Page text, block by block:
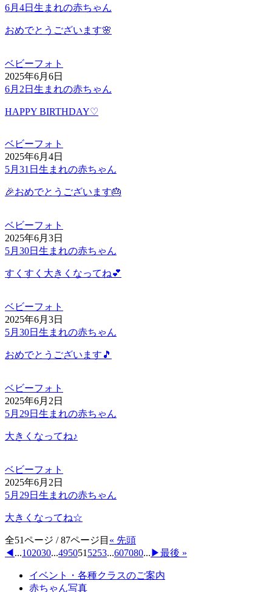
6月4日生まれの赤ちゃん
おめでとうございます🌸
ベビーフォト
2025年6月6日
6月2日生まれの赤ちゃん
HAPPY BIRTHDAY♡
ベビーフォト
2025年6月4日
5月31日生まれの赤ちゃん
🎉おめでとうございます🎂
ベビーフォト
2025年6月3日
5月30日生まれの赤ちゃん
すくすく大きくなってね💕
ベビーフォト
2025年6月3日
5月30日生まれの赤ちゃん
おめでとうございます🎵
ベビーフォト
2025年6月2日
5月29日生まれの赤ちゃん
大きくなってね♪
ベビーフォト
2025年6月2日
5月29日生まれの赤ちゃん
大きくなってね☆
全51ページ / 87ページ目 « 先頭
◀︎ ...102030...495051 5253...607080... ▶︎最後 »
イベント・各種クラスのご案内
赤ちゃん写真